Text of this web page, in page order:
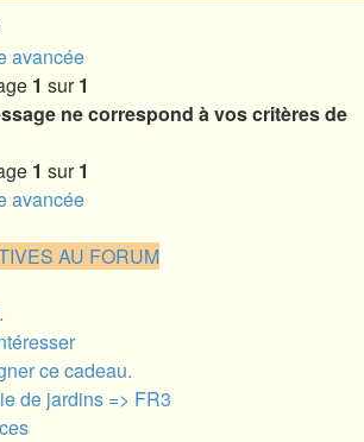
avancée
1 sur1
ne correspond à vos critères de
1 sur1
avancée
AU FORUM
ce cadeau.
de jardins => FR3